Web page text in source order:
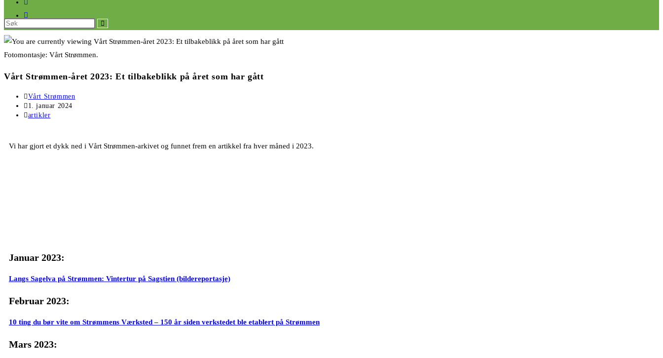
Fotomontasje: Vårt Strømmen.
Vårt Strømmen-året 2023: Et tilbakeblikk på året som har gått
Vårt Strømmen
1. januar 2024
artikler
Vi har gjort et dykk ned i Vårt Strømmen-arkivet og funnet frem en artikkel fra hver måned i 2023.
Januar 2023:
Langs Sagelva på Strømmen: Vintertur på Sagstien (bildereportasje)
Februar 2023:
10 ting du bør vite om Strømmens Værksted – 150 år siden verkstedet ble etablert på Strømmen
Mars 2023: